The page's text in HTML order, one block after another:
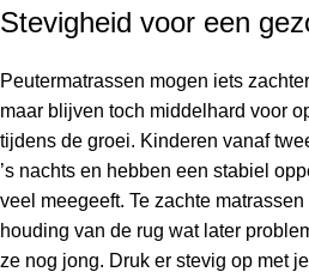
Stevigheid voor een
Peutermatrassen mogen iets
maar blijven toch middelhard voor
tijdens de groei. Kinderen vanaf
’s nachts en hebben een stabiel
veel meegeeft. Te zachte
houding van de rug wat later
ze nog jong. Druk er stevig op met